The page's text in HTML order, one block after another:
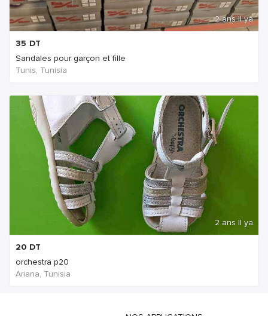
2 ans Il ya
35 DT
Sandales pour garçon et fille
Tunis, Tunisia
2 ans Il ya
20 DT
orchestra p20
Ariana, Tunisia